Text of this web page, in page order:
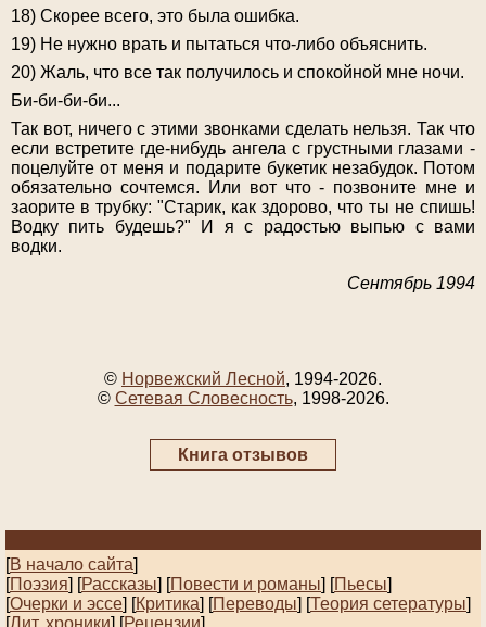
18) Скорее всего, это была ошибка.
19) Не нужно врать и пытаться что-либо объяснить.
20) Жаль, что все так получилось и спокойной мне ночи.
Би-би-би-би...
Так вот, ничего с этими звонками сделать нельзя. Так что
если встретите где-нибудь ангела с грустными глазами -
поцелуйте от меня и подарите букетик незабудок. Потом
обязательно сочтемся. Или вот что - позвоните мне и
заорите в трубку: "Старик, как здорово, что ты не спишь!
Водку пить будешь?" И я с радостью выпью с вами
водки.
Сентябрь 1994
© Норвежский Лесной, 1994-2026.
© Сетевая Словесность, 1998-2026.
Книга отзывов
[В начало сайта]
[Поэзия] [Рассказы] [Повести и романы] [Пьесы]
[Очерки и эссе] [Критика] [Переводы] [Теория сетературы]